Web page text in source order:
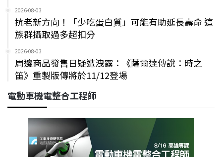
2026-08-03
抗老新方向！「少吃蛋白質」可能有助延長壽命 這
族群攝取過多超扣分
2026-08-03
周邊商品發售日疑遭洩露：《薩爾達傳說：時之
笛》重製版傳將於11/12登場
電動車機電整合工程師